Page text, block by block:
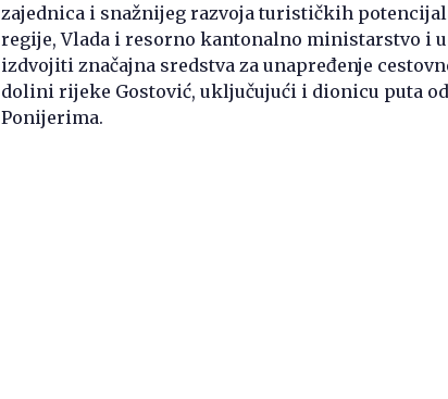
zajednica i snažnijeg razvoja turističkih
regije, Vlada i resorno kantonalno ministarstvo i
izdvojiti značajna sredstva za unapređenje
dolini rijeke Gostović, uključujući i dionicu puta
Ponijerima.